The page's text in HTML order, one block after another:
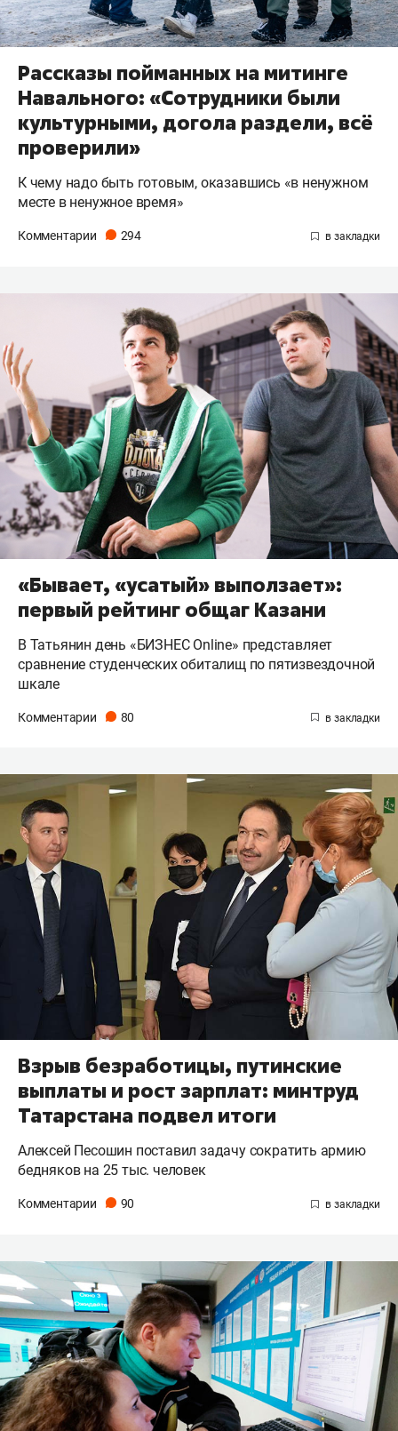
Рассказы пойманных на митинге
Навального: «Сотрудники были
культурными, догола раздели, всё
проверили»
К чему надо быть готовым, оказавшись «в ненужном
месте в ненужное время»
Комментарии 294
«Бывает, «усатый» выползает»:
первый рейтинг общаг Казани
В Татьянин день «БИЗНЕС Online» представляет
сравнение студенческих обиталищ по пятизвездочной
шкале
Комментарии 80
Взрыв безработицы, путинские
выплаты и рост зарплат: минтруд
Татарстана подвел итоги
Алексей Песошин поставил задачу сократить армию
бедняков на 25 тыс. человек
Комментарии 90